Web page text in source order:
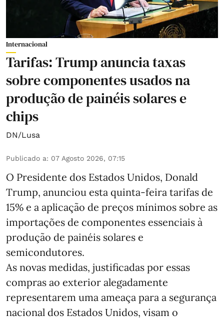
Internacional
Tarifas: Trump anuncia taxas
sobre componentes usados na
produção de painéis solares e
chips
DN/Lusa
Publicado a: 07 Agosto 2026, 07:15
O Presidente dos Estados Unidos, Donald
Trump, anunciou esta quinta-feira tarifas de
15% e a aplicação de preços mínimos sobre as
importações de componentes essenciais à
produção de painéis solares e
semicondutores.
As novas medidas, justificadas por essas
compras ao exterior alegadamente
representarem uma ameaça para a segurança
nacional dos Estados Unidos, visam o